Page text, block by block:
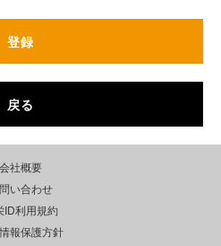
間の本サービスの利用に関わる一
マガジンの送付を含みます。
とします。
下の事由があると判断した場合，
登録内容を削除することがあり、
義務を負わないものとします。
ト利用以外の目的で登録する場合
登録
戻る
会社概要
い合わせ
ID利用規約
報保護方針